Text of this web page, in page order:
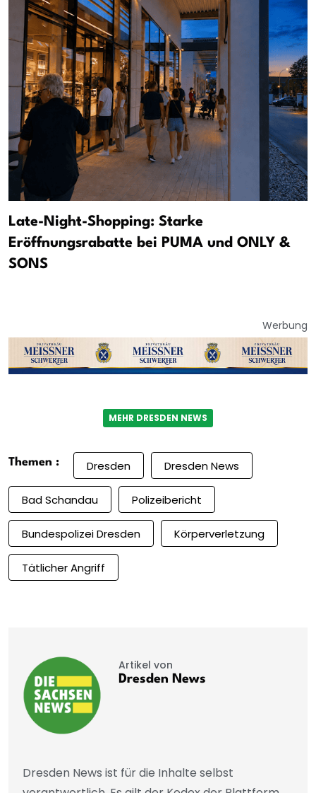
Late-Night-Shopping: Starke
Eröffnungsrabatte bei PUMA und ONLY &
SONS
Werbung
MEHR DRESDEN NEWS
Themen : Dresden Dresden News
Bad Schandau Polizeibericht
Bundespolizei Dresden Körperverletzung
Tätlicher Angriff
Artikel von
Dresden News
Dresden News ist für die Inhalte selbst